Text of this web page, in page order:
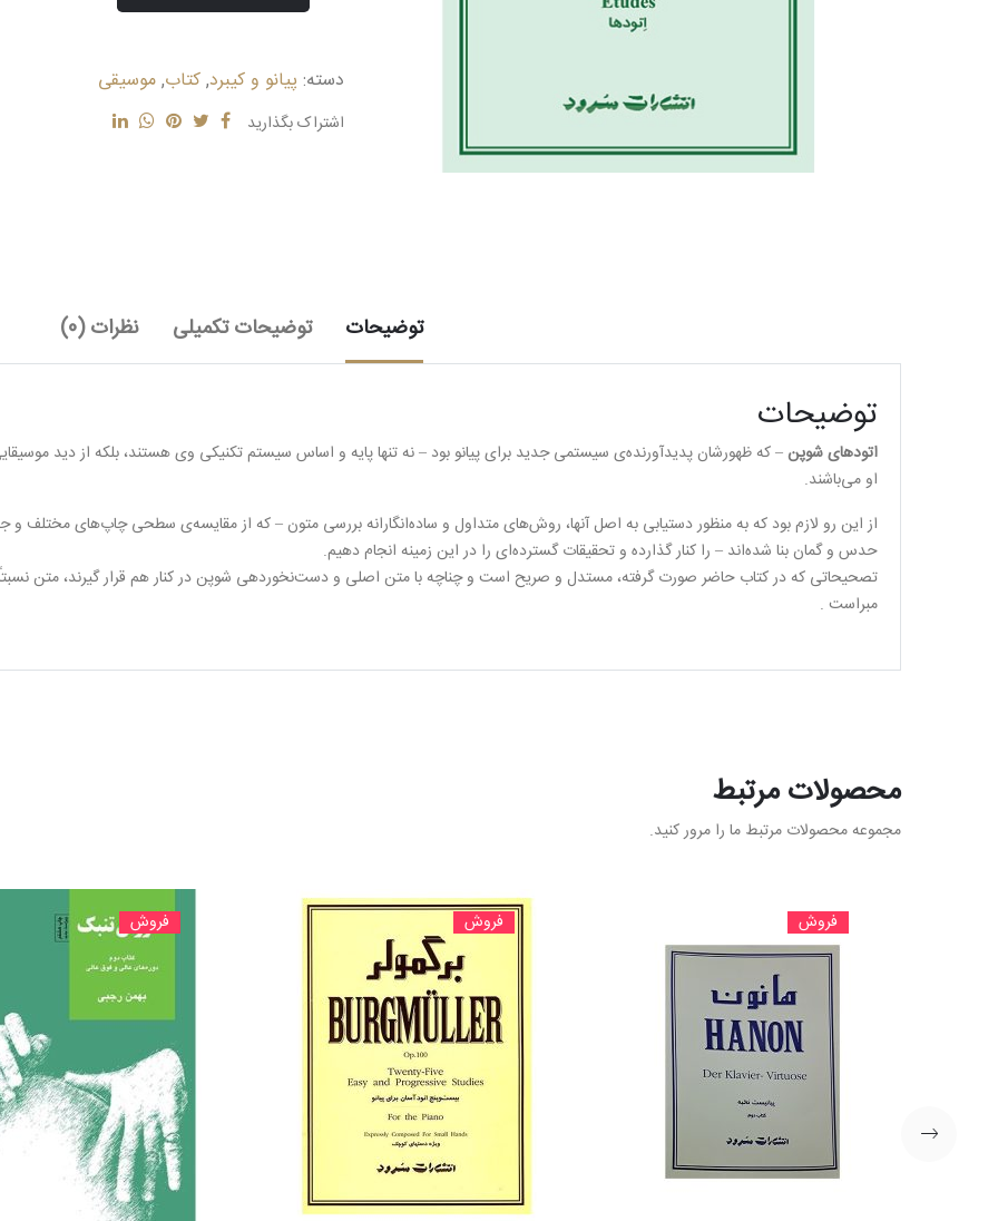
دسته: پیانو و کیبرد,کتاب,موسیقی
اشتراک بگذارید
توضیحات توضیحات تکمیلی نظرات (0)
توضیحات
اتود‌های شوپن – که ظهورشان پدیدآورنده‌ی سیستمی جدید برای پیانو بود – نه تنها پایه و اساس سیستم تکنیکی وی هستند، بلکه از دید
او می‌باشند.
از این رو لازم بود که به منظور دستیابی به اصل آنها، روش‌های متداول و ساده‌انگارانه بررسی متون – که از مقایسه‌ی سطحی چاپ‌های مختلف و
حدس و گمان بنا شده‌اند – را کنار گذارده و تحقیقات گسترده‌ای را در این زمینه انجام دهیم.
تصحیحاتی که در کتاب حاضر صورت گرفته، مستدل و صریح است و چناچه با متن اصلی و دست‌نخوردهی شوپن در کنار هم قرار گیرند، متن نسبتاً
مبراست .
محصولات مرتبط
مجموعه محصولات مرتبط ما را مرور کنید.
فروش فروش فروش